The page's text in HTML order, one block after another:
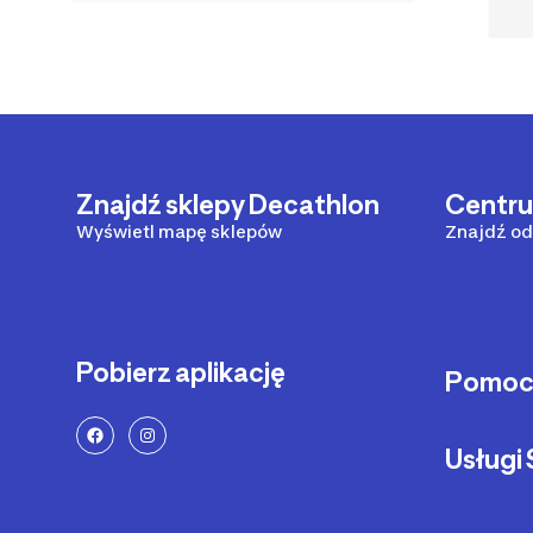
Znajdź sklepy Decathlon
Wyświetl mapę sklepów Znajdź
Pobierz aplikację Pomoc
Dostawa